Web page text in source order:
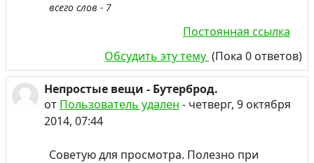
всего слов - 7
Постоянная ссылка
Обсудить эту тему (Пока 0 ответов)
Непростые вещи - Бутерброд.
от Пользователь удален - четверг, 9 октября
2014, 07:44
Советую для просмотра. Полезно при